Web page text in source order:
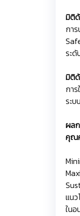
มิติ
กา
ระ
มิติ
กา
ระ
ผล
คุณ
แน
ใน